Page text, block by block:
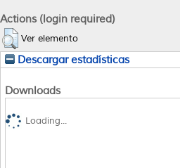
Actions (login required)
Ver elemento
Descargar estadísticas
Downloads
Loading...